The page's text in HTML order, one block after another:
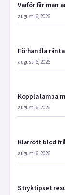
Varför får man
augusti 6, 2026
Förhandla
augusti 6, 2026
Koppla lampa
augusti 6, 2026
Klarrött blod
augusti 6, 2026
Stryktipset